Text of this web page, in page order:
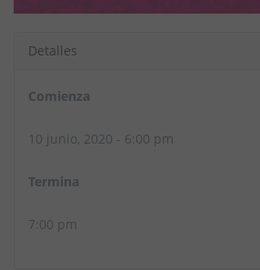
Detalles
Comienza
10 junio, 2020 - 6:00 pm
Termina
7:00 pm